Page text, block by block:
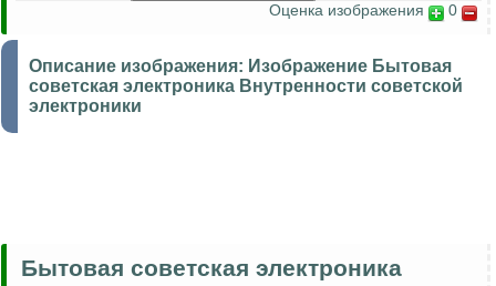
Оценка изображения 0
Описание изображения: Изображение Бытовая
советская электроника Внутренности советской
электроники
Бытовая советская электроника